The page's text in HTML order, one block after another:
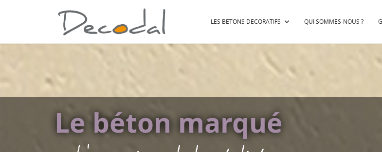
LES BETONS DECORATIFS QUI SOMMES-NOUS ?
Le béton marqué